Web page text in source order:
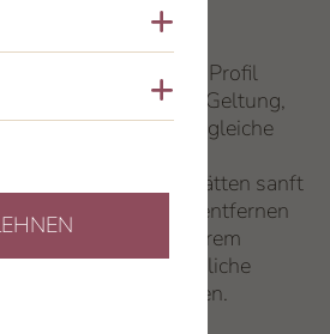
Augenpartie
Ein harmonisches Profil
kommt richtig zur Geltung,
wenn Ihr Blick die gleiche
ausstrahlt. Wir glätten sanft
Krähenfüße oder entfernen
Augenringe um Ihrem
Gesicht eine natürliche
Frische zu verleihen.
Cookies